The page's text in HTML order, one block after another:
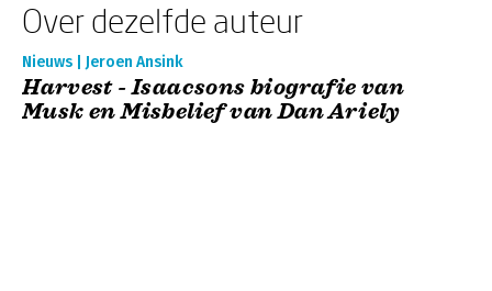
Over dezelfde auteur
Nieuws | Jeroen Ansink
Harvest - Isaacsons biografie van
Musk en Misbelief van Dan Ariely